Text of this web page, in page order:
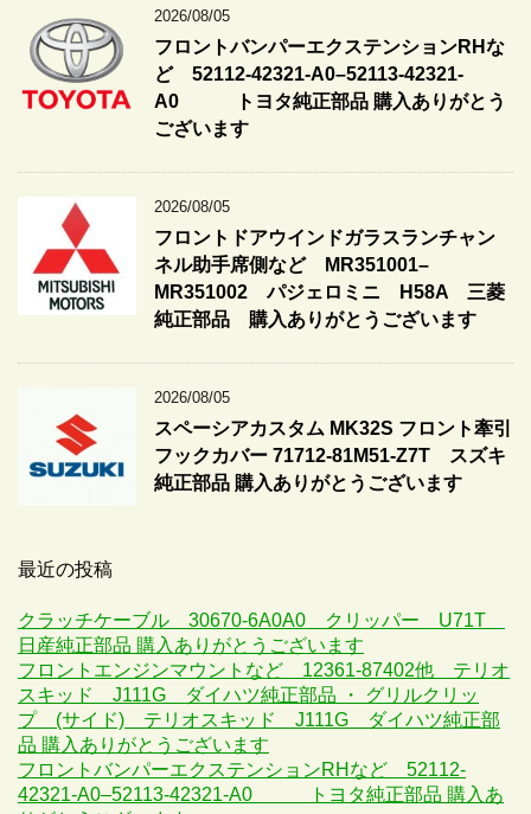
2026/08/05
フロントバンパーエクステンションRHな
ど 52112-42321-A0–52113-42321-
A0 トヨタ純正部品 購入ありがとう
ございます
2026/08/05
フロントドアウインドガラスランチャン
ネル助手席側など MR351001–
MR351002 パジェロミニ H58A 三菱
純正部品 購入ありがとうございます
2026/08/05
スペーシアカスタム MK32S フロント牽引
フックカバー 71712-81M51-Z7T スズキ
純正部品 購入ありがとうございます
最近の投稿
クラッチケーブル 30670-6A0A0 クリッパー U71T
日産純正部品 購入ありがとうございます
フロントエンジンマウントなど 12361-87402他 テリオ
スキッド J111G ダイハツ純正部品 ・ グリルクリッ
プ (サイド) テリオスキッド J111G ダイハツ純正部
品 購入ありがとうございます
フロントバンパーエクステンションRHなど 52112-
42321-A0–52113-42321-A0 トヨタ純正部品 購入あ